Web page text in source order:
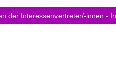
der Interessenvertreter/-innen -